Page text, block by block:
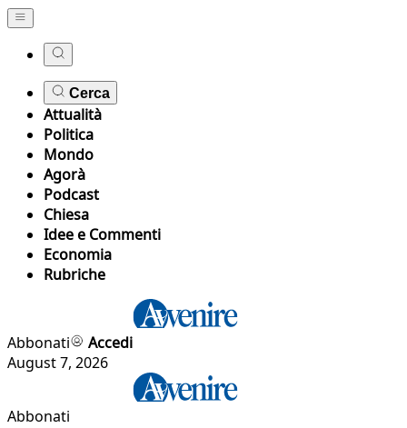
Cerca
Attualità
Politica
Mondo
Agorà
Podcast
Chiesa
Idee e Commenti
Economia
Rubriche
Abbonati
Accedi
August 7, 2026
Abbonati